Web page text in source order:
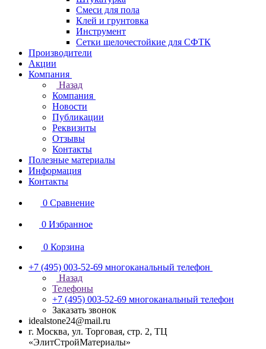
Смеси для пола
Клей и грунтовка
Инструмент
Сетки щелочестойкие для СФТК
Производители
Акции
Компания
Назад
Компания
Новости
Публикации
Реквизиты
Отзывы
Контакты
Полезные материалы
Информация
Контакты
0 Сравнение
0 Избранное
0 Корзина
+7 (495) 003-52-69 многоканальный телефон
Назад
Телефоны
+7 (495) 003-52-69 многоканальный телефон
Заказать звонок
idealstone24@mail.ru
г. Москва, ул. Торговая, стр. 2, ТЦ
«ЭлитСтройМатериалы»